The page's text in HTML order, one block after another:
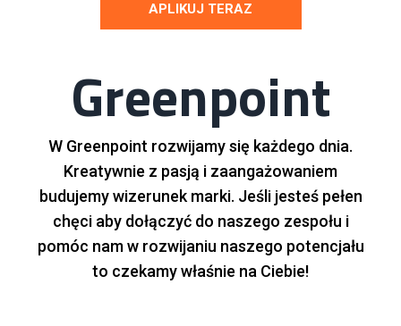
APLIKUJ TERAZ
Greenpoint
W Greenpoint rozwijamy się każdego dnia.
Kreatywnie z pasją i zaangażowaniem
budujemy wizerunek marki. Jeśli jesteś pełen
chęci aby dołączyć do naszego zespołu i
pomóc nam w rozwijaniu naszego potencjału
to czekamy właśnie na Ciebie!